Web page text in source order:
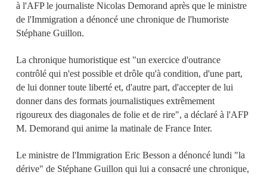
à l'AFP le journaliste Nicolas Demorand après que le ministre
de l'Immigration a dénoncé une chronique de l'humoriste
Stéphane Guillon.
La chronique humoristique est "un exercice d'outrance
contrôlé qui n'est possible et drôle qu'à condition, d'une part,
de lui donner toute liberté et, d'autre part, d'accepter de lui
donner dans des formats journalistiques extrêmement
rigoureux des diagonales de folie et de rire", a déclaré à l'AFP
M. Demorand qui anime la matinale de France Inter.
Le ministre de l'Immigration Eric Besson a dénoncé lundi "la
dérive" de Stéphane Guillon qui lui a consacré une chronique,